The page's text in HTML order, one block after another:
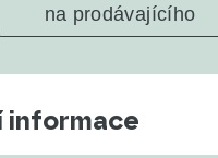
na prodávajícího
informace